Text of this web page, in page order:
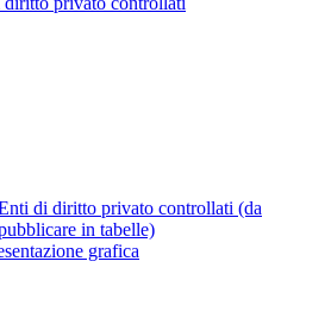
di diritto privato controllati (da
in tabelle)
grafica